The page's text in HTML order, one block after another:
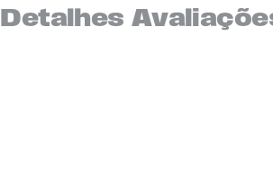
Detalhes